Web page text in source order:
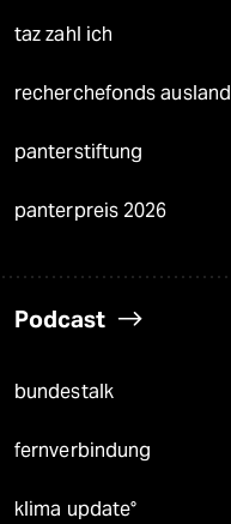
taz zahl ich
recherchefonds ausland
panterstiftung
panterpreis 2026
Podcast
bundestalk
fernverbindung
klima update°